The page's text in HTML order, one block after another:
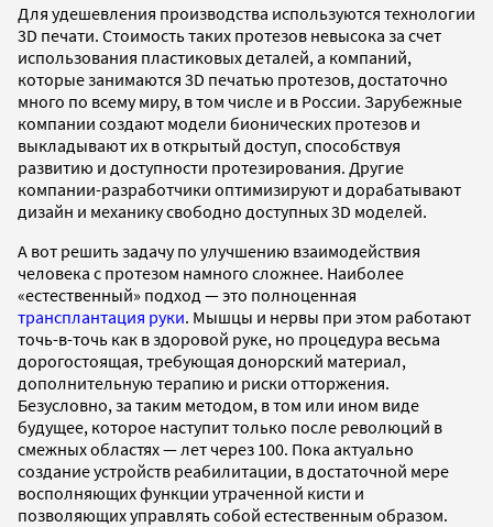
Для удешевления производства используются технологии
3D печати. Стоимость таких протезов невысока за счет
использования пластиковых деталей, а компаний,
которые занимаются 3D печатью протезов, достаточно
много по всему миру, в том числе и в России. Зарубежные
компании создают модели бионических протезов и
выкладывают их в открытый доступ, способствуя
развитию и доступности протезирования. Другие
компании-разработчики оптимизируют и дорабатывают
дизайн и механику свободно доступных 3D моделей.
А вот решить задачу по улучшению взаимодействия
человека с протезом намного сложнее. Наиболее
«естественный» подход — это полноценная
трансплантация руки. Мышцы и нервы при этом работают
точь-в-точь как в здоровой руке, но процедура весьма
дорогостоящая, требующая донорский материал,
дополнительную терапию и риски отторжения.
Безусловно, за таким методом, в том или ином виде
будущее, которое наступит только после революций в
смежных областях — лет через 100. Пока актуально
создание устройств реабилитации, в достаточной мере
восполняющих функции утраченной кисти и
позволяющих управлять собой естественным образом.